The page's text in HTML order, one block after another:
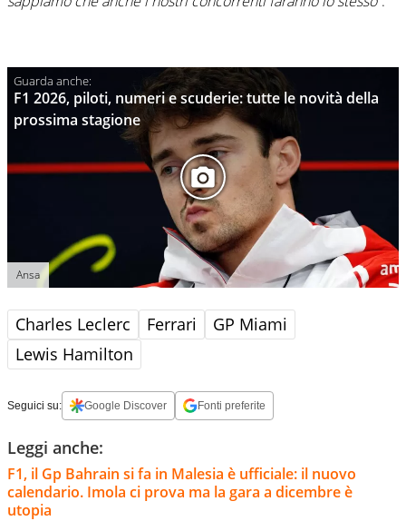
F1 2026, piloti, numeri e scuderie: tutte le novità della
prossima stagione
Ansa
Charles Leclerc Ferrari
GP Miami
Lewis Hamilton
Seguici su: Google Discover Fonti preferite
Leggi anche:
F1, il Gp Bahrain si fa in Malesia è ufficiale: il nuovo
calendario. Imola ci prova ma la gara a dicembre è
utopia